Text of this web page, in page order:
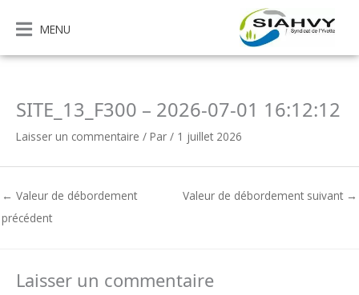
contenu
MENU
SITE_13_F300 – 2026-07-01 16:12:12
Laisser un commentaire / Par / 1 juillet 2026
← Valeur de débordement
précédent
Valeur de débordement suivant →
Laisser un commentaire